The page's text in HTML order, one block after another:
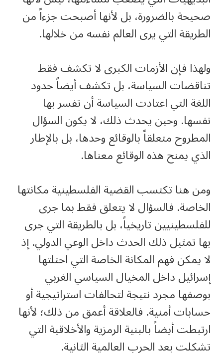
صحيحة بالضرورة، بل لأنها أصبحت جزءاً من
الطريقة التي يرى العالم نفسه من خلالها.
ولهذا فإن الأزمات الكبرى لا تكشف فقط
تناقضات السياسة، بل تكشف أيضاً حدود
اللغة التي اعتادت السياسة أن تفسر بها
نفسها. وحين يحدث ذلك، لا يكون السؤال
المطروح متعلقاً بالوقائع وحدها، بل بالإطار
الذي يمنح هذه الوقائع معناها.
ومن هنا تكتسب القضية الفلسطينية مكانتها
الخاصة. فالسؤال لا يتعلق فقط بما جرى
للفلسطينيين تاريخياً، بل بالطريقة التي جرى
بها تمثيل ذلك الحدث داخل الوعي الدولي. إذ
لا يمكن فهم المكانة الخاصة التي احتلتها
إسرائيل داخل المخيال السياسي الغربي
بوصفها مجرد نتيجة لتحالفات استراتيجية أو
حسابات أمنية. فالعلاقة أعمق من ذلك؛ لأنها
ارتبطت أيضاً بالبنية الرمزية والأخلاقية التي
تشكلت بعد الحرب العالمية الثانية.